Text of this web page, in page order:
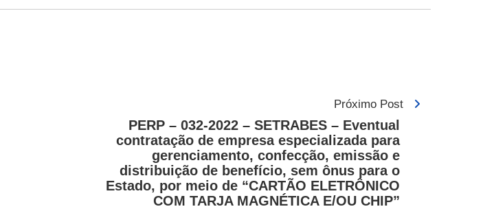
Próximo Post
PERP – 032-2022 – SETRABES – Eventual
contratação de empresa especializada para
gerenciamento, confecção, emissão e
distribuição de benefício, sem ônus para o
Estado, por meio de “CARTÃO ELETRÔNICO
COM TARJA MAGNÉTICA E/OU CHIP”